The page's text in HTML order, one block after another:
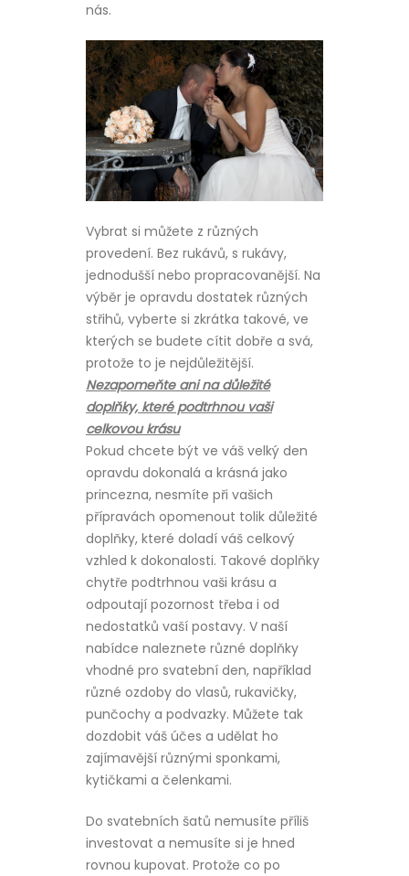
nás.
Vybrat si můžete z různých
provedení. Bez rukávů, s rukávy,
jednodušší nebo propracovanější. Na
výběr je opravdu dostatek různých
střihů, vyberte si zkrátka takové, ve
kterých se budete cítit dobře a svá,
protože to je nejdůležitější.
Nezapomeňte ani na důležité
doplňky, které podtrhnou vaši
celkovou krásu
Pokud chcete být ve váš velký den
opravdu dokonalá a krásná jako
princezna, nesmíte při vašich
přípravách opomenout tolik důležité
doplňky, které doladí váš celkový
vzhled k dokonalosti. Takové doplňky
chytře podtrhnou vaši krásu a
odpoutají pozornost třeba i od
nedostatků vaší postavy. V naší
nabídce naleznete různé doplňky
vhodné pro svatební den, například
různé ozdoby do vlasů, rukavičky,
punčochy a podvazky. Můžete tak
dozdobit váš účes a udělat ho
zajímavější různými sponkami,
kytičkami a čelenkami.
Do svatebních šatů nemusíte příliš
investovat a nemusíte si je hned
rovnou kupovat. Protože co po